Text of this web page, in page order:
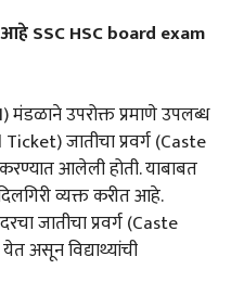
आहे SSC HSC board exam
मंडळाने उपरोक्त प्रमाणे उपलब्ध
जातीचा प्रवर्ग (Caste
आलेली होती. याबाबत
व्यक्त करीत आहे.
जातीचा प्रवर्ग (Caste
असून विद्याथ्यांची